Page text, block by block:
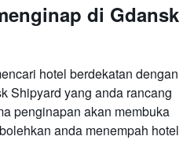
di Gdansk
hotel berdekatan dengan
Shipyard yang anda rancang
penginapan akan membuka
anda menempah hotel